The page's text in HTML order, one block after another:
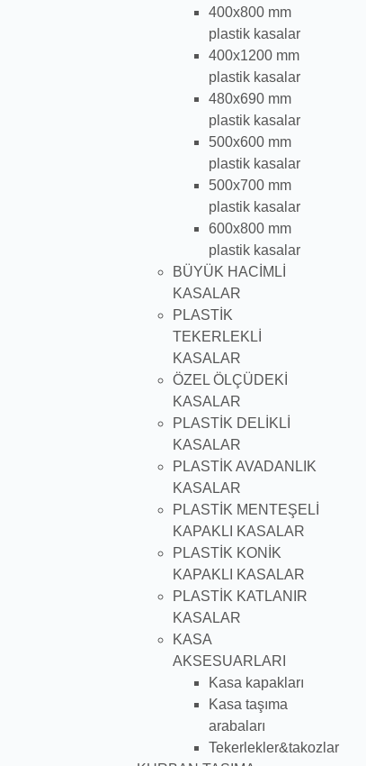
400x800 mm
plastik kasalar
400x1200 mm
plastik kasalar
480x690 mm
plastik kasalar
500x600 mm
plastik kasalar
500x700 mm
plastik kasalar
600x800 mm
plastik kasalar
BÜYÜK HACİMLİ
KASALAR
PLASTİK
TEKERLEKLİ
KASALAR
ÖZEL ÖLÇÜDEKİ
KASALAR
PLASTİK DELİKLİ
KASALAR
PLASTİK AVADANLIK
KASALAR
PLASTİK MENTEŞELİ
KAPAKLI KASALAR
PLASTİK KONİK
KAPAKLI KASALAR
PLASTİK KATLANIR
KASALAR
KASA
AKSESUARLARI
Kasa kapakları
Kasa taşıma
arabaları
Tekerlekler&takozlar